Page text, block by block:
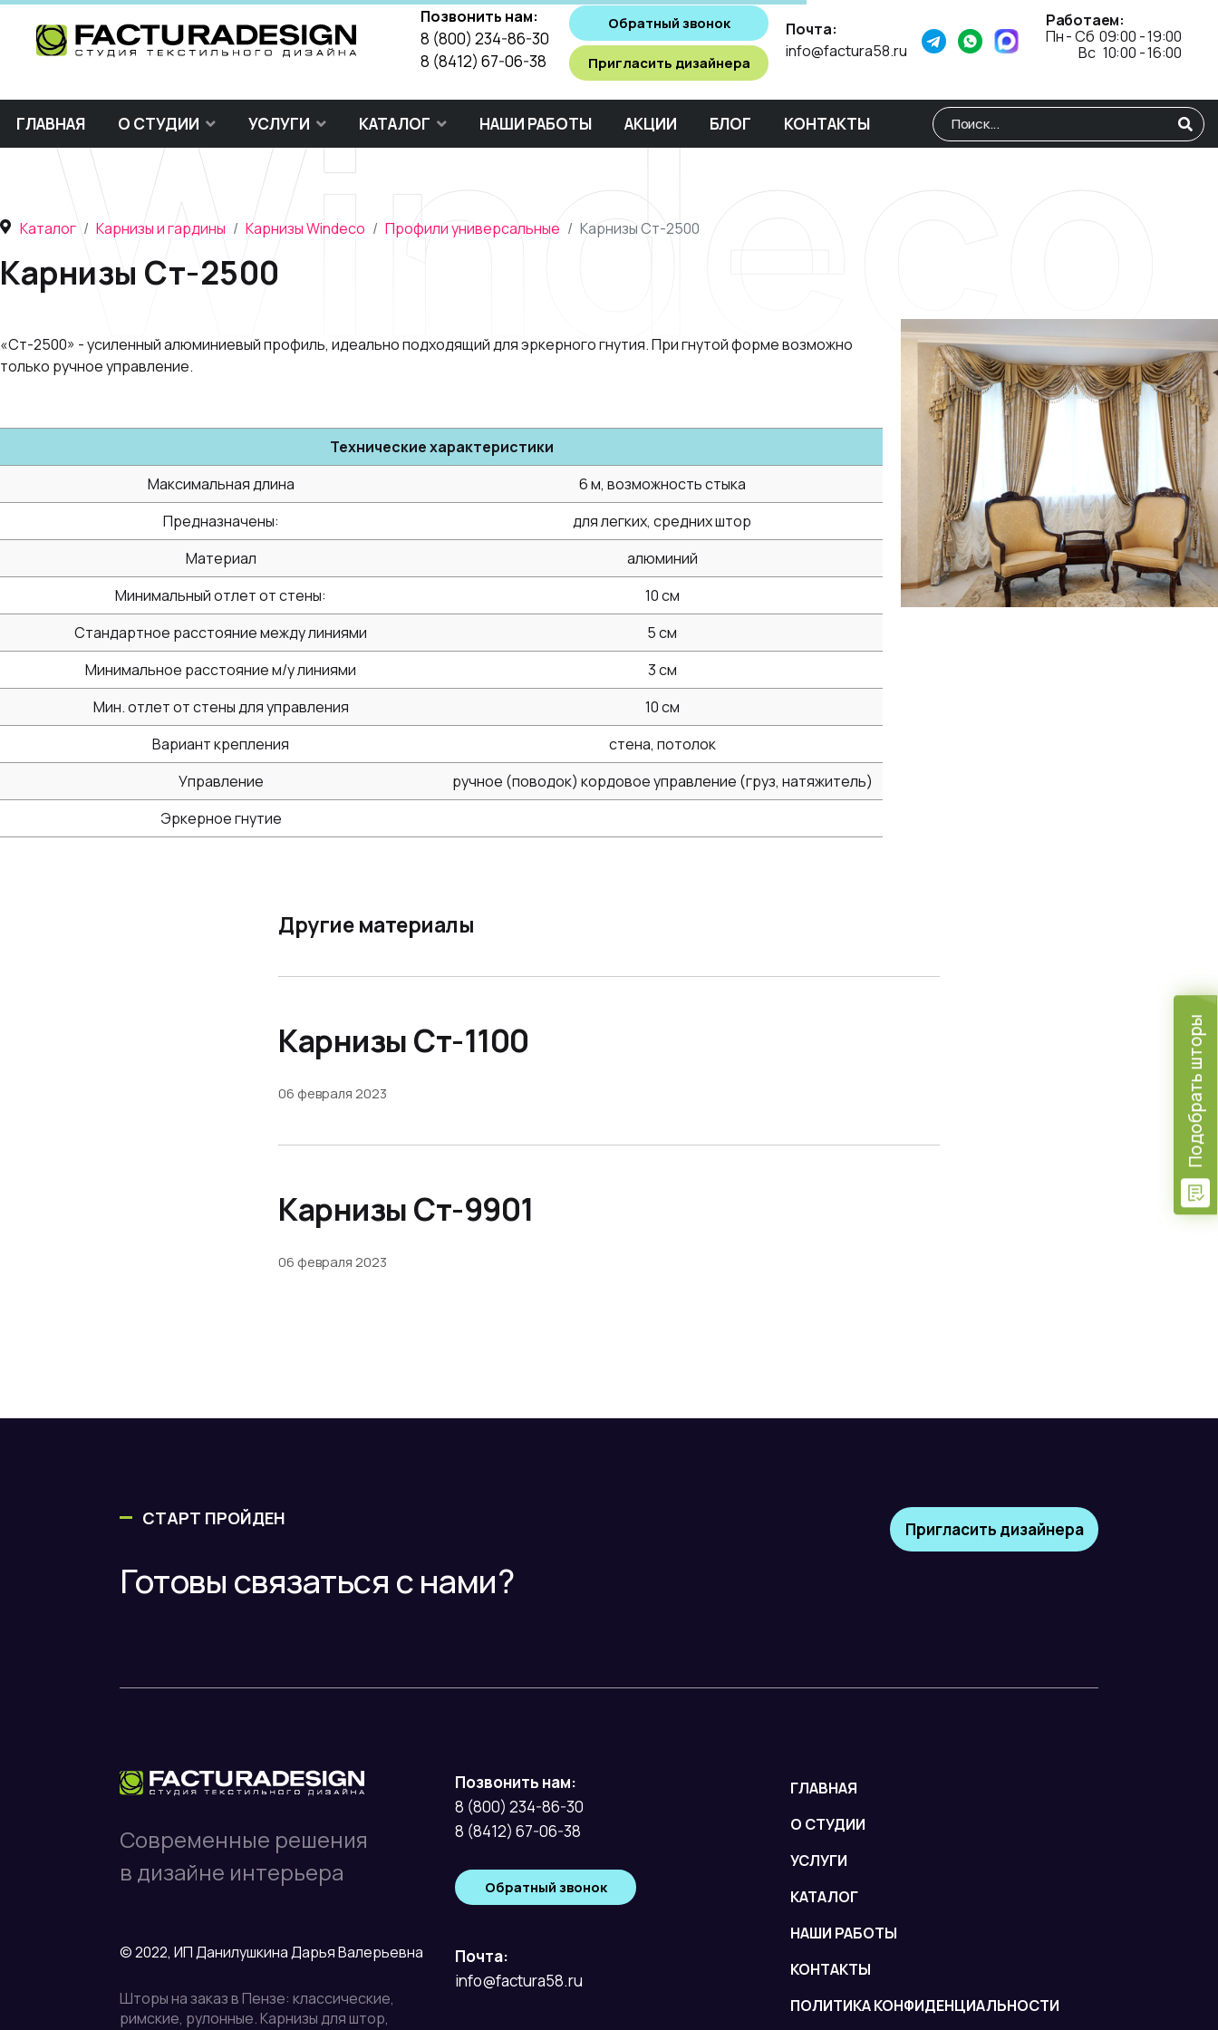
Позвонить нам:
8 (800) 234-86-30
8 (8412) 67-06-38
Обратный звонок
Пригласить дизайнера
Почта:
info@factura58.ru
Работаем:
Пн - Сб 09:00 - 19:00
Вс 10:00 - 16:00
ГЛАВНАЯ О СТУДИИ УСЛУГИ КАТАЛОГ НАШИ РАБОТЫ АКЦИИ БЛОГ КОНТАКТЫ
Type 2 or more characters for results.
Windeco
Каталог Карнизы и гардины Карнизы Windeco Профили универсальные Карнизы Ст-2500
Карнизы Ст-2500
«Ст-2500» - усиленный алюминиевый профиль, идеально подходящий для эркерного гнутия. При гнутой форме возможно
только ручное управление.
Технические характеристики
Максимальная длина
6 м, возможность стыка
Предназначены:
для легких, средних штор
Материал
алюминий
Минимальный отлет от стены:
10 см
Стандартное расстояние между линиями
5 см
Минимальное расстояние м/у линиями
3 см
Мин. отлет от стены для управления
10 см
Вариант крепления
стена, потолок
Управление
ручное (поводок) кордовое управление (груз, натяжитель)
Эркерное гнутие
Другие материалы
Карнизы Ст-1100
06 февраля 2023
Карнизы Ст-9901
06 февраля 2023
СТАРТ ПРОЙДЕН
Готовы связаться с нами?
Пригласить дизайнера
Современные решения
в дизайне интерьера
© 2022, ИП Данилушкина Дарья Валерьевна
Шторы на заказ в Пензе: классические,
римские, рулонные. Карнизы для штор,
Позвонить нам:
8 (800) 234-86-30
8 (8412) 67-06-38
Обратный звонок
Почта:
info@factura58.ru
ГЛАВНАЯ
О СТУДИИ
УСЛУГИ
КАТАЛОГ
НАШИ РАБОТЫ
КОНТАКТЫ
ПОЛИТИКА КОНФИДЕНЦИАЛЬНОСТИ
Подобрать шторы